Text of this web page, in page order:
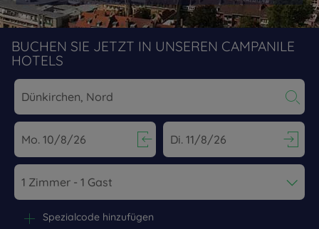
BUCHEN SIE JETZT IN UNSEREN CAMPANILE
HOTELS
Navigate forward to interact with the calendar and select a
Navigate backward to interact
Spezialcode hinzufügen